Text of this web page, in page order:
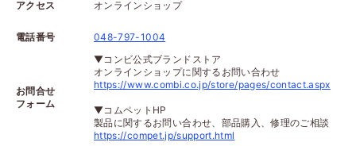
アクセス オンラインショップ
電話番号 048-797-1004
お問合せ
フォーム
▼コンビ公式ブランドストア
オンラインショップに関するお問い合わせ
https://www.combi.co.jp/store/pages/contact.aspx
▼コムペットHP
製品に関するお問い合わせ、部品購入、修理のご相談
https://compet.jp/support.html